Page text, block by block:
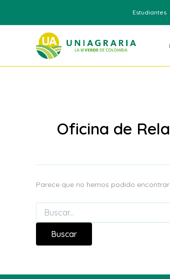
contenido
Estudiantes
Oficina de
Parece que no hemos podido